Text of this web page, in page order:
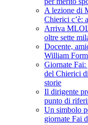
A lezione di
Chierici c’è:
Arriva
oltre sette
Docente,
William
Giornate Fai:
del Chierici
storie
Il dirigente
punto di
Un simbolo
giornate Fai